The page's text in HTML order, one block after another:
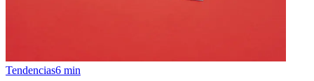
Tendencias6 min